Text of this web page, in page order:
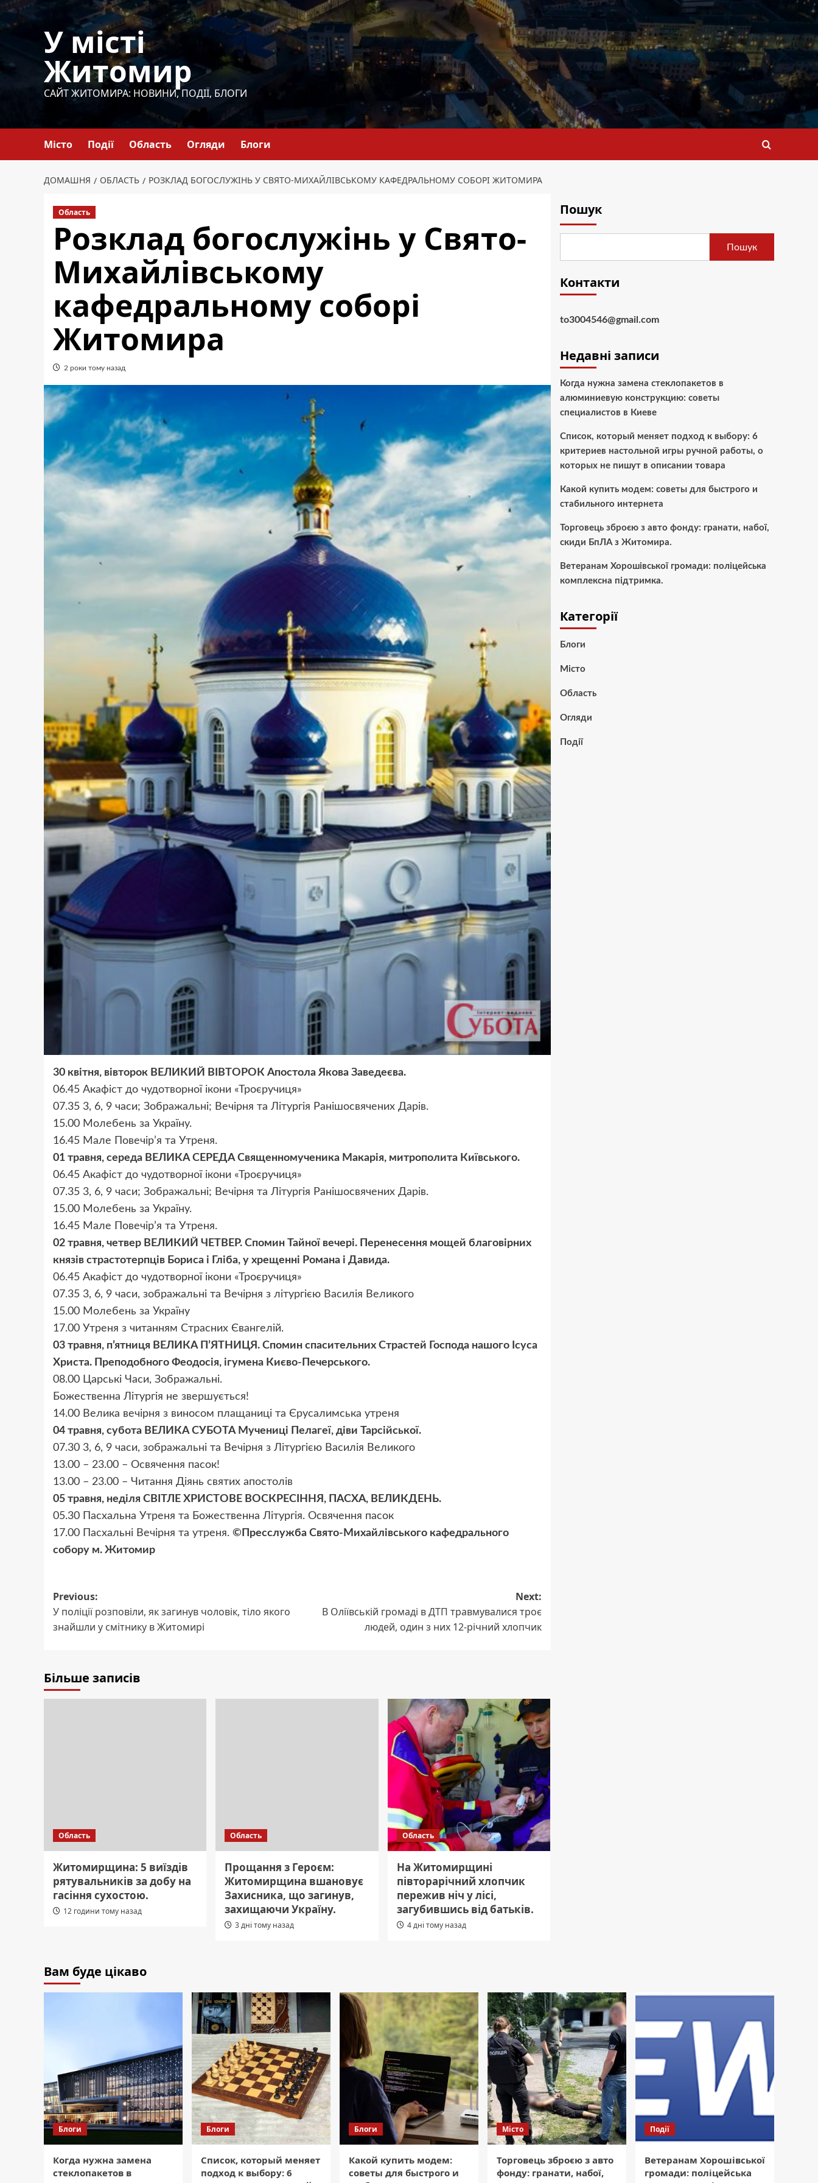
Перейти
У місті
Житомир
САЙТ ЖИТОМИРА: НОВИНИ, ПОДІЇ, БЛОГИ
Місто Події Область Огляди Блоги
ДОМАШНЯ ОБЛАСТЬ РОЗКЛАД БОГОСЛУЖІНЬ У СВЯТО-МИХАЙЛІВСЬКОМУ КАФЕДРАЛЬНОМУ СОБОРІ ЖИТОМИРА
Область
Розклад богослужінь у Свято-
Михайлівському
кафедральному соборі
Житомира
2 роки тому назад
30 квітня, вівторок ВЕЛИКИЙ ВІВТОРОК Апостола Якова Заведеєва.
06.45 Акафіст до чудотворної ікони «Троєручиця»
07.35 3, 6, 9 часи; Зображальні; Вечірня та Літургія Ранішосвячених Дарів.
15.00 Молебень за Україну.
16.45 Мале Повечір’я та Утреня.
01 травня, середа ВЕЛИКА СЕРЕДА Священномученика Макарія, митрополита Київського.
06.45 Акафіст до чудотворної ікони «Троєручиця»
07.35 3, 6, 9 часи; Зображальні; Вечірня та Літургія Ранішосвячених Дарів.
15.00 Молебень за Україну.
16.45 Мале Повечір’я та Утреня.
02 травня, четвер ВЕЛИКИЙ ЧЕТВЕР. Спомин Тайної вечері. Перенесення мощей благовірних
князів страстотерпців Бориса і Гліба, у хрещенні Романа і Давида.
06.45 Акафіст до чудотворної ікони «Троєручиця»
07.35 3, 6, 9 часи, зображальні та Вечірня з літургією Василія Великого
15.00 Молебень за Україну
17.00 Утреня з читанням Страсних Євангелій.
03 травня, п’ятниця ВЕЛИКА П’ЯТНИЦЯ. Спомин спасительних Страстей Господа нашого Ісуса
Христа. Преподобного Феодосія, ігумена Києво-Печерського.
08.00 Царські Часи, Зображальні.
Божественна Літургія не звершується!
14.00 Велика вечірня з виносом плащаниці та Єрусалимська утреня
04 травня, субота ВЕЛИКА СУБОТА Мучениці Пелагеї, діви Тарсійської.
07.30 3, 6, 9 часи, зображальні та Вечірня з Літургією Василія Великого
13.00 – 23.00 – Освячення пасок!
13.00 – 23.00 – Читання Діянь святих апостолів
05 травня, неділя СВІТЛЕ ХРИСТОВЕ ВОСКРЕСІННЯ, ПАСХА, ВЕЛИКДЕНЬ.
05.30 Пасхальна Утреня та Божественна Літургія. Освячення пасок
17.00 Пасхальні Вечірня та утреня. ©Пресслужба Свято-Михайлівського кафедрального
собору м. Житомир
Post
navigation
Previous:
У поліції розповіли, як загинув чоловік, тіло якого
знайшли у смітнику в Житомирі
Next:
В Оліївській громаді в ДТП травмувалися троє
людей, один з них 12-річний хлопчик
Більше записів
Область
Житомирщина: 5 виїздів
рятувальників за добу на
гасіння сухостою.
12 години тому назад
Область
Прощання з Героєм:
Житомирщина вшановує
Захисника, що загинув,
захищаючи Україну.
3 дні тому назад
Область
На Житомирщині
півторарічний хлопчик
пережив ніч у лісі,
загубившись від батьків.
4 дні тому назад
Пошук
Пошук
Контакти
to3004546@gmail.com
Недавні записи
Когда нужна замена стеклопакетов в
алюминиевую конструкцию: советы
специалистов в Киеве
Список, который меняет подход к выбору: 6
критериев настольной игры ручной работы, о
которых не пишут в описании товара
Какой купить модем: советы для быстрого и
стабильного интернета
Торговець зброєю з авто фонду: гранати, набої,
скиди БпЛА з Житомира.
Ветеранам Хорошівської громади: поліцейська
комплексна підтримка.
Категорії
Блоги
Місто
Область
Огляди
Події
Вам буде цікаво
Блоги
Когда нужна замена
стеклопакетов в
Блоги
Список, который меняет
подход к выбору: 6
Блоги
Какой купить модем:
советы для быстрого и
Місто
Торговець зброєю з авто
фонду: гранати, набої,
Події
Ветеранам Хорошівської
громади: поліцейська